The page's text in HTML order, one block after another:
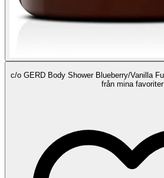
c/o GERD Body Shower Blueberry/Vanilla
från mina favoriter